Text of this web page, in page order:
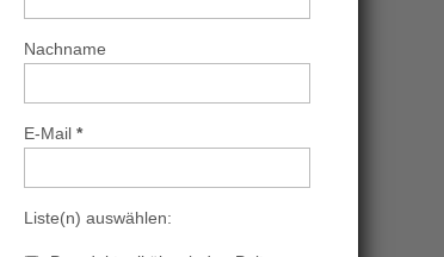
Nachname
E-Mail *
Liste(n) auswählen: